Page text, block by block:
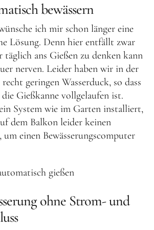
bewässern
ich mir schon länger eine
Lösung. Denn hier entfällt zwar
ans Gießen zu denken kann
nerven. Leider haben wir in der
geringen Wasserduck, so dass
Gießkanne vollgelaufen ist.
System wie im Garten installiert,
dem Balkon leider keinen
um einen Bewässerungscomputer
ohne Strom- und